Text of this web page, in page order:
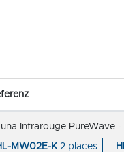
Infrarouge PureWave
MW02E-K 2 places